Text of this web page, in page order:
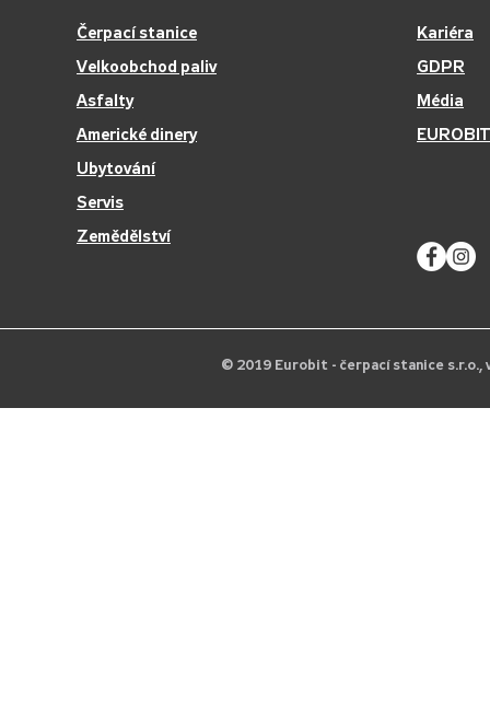
Čerpací stanice
Velkoobchod paliv
Asfalty
Americké dinery
Ubytování
Servis
Zemědělství
Kariéra
GDPR
Média
© 2019 Eurobit - čerpací stanice s.r.o.,